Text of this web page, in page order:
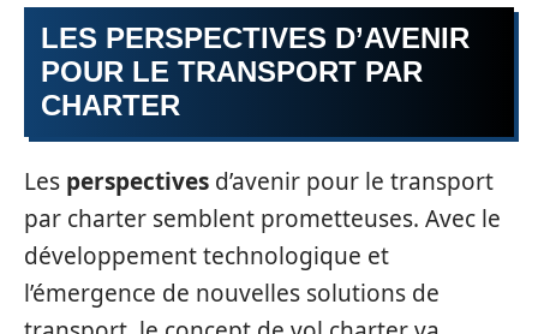
LES PERSPECTIVES D’AVENIR
POUR LE TRANSPORT PAR
CHARTER
Les perspectives d’avenir pour le transport
par charter semblent prometteuses. Avec le
développement technologique et
l’émergence de nouvelles solutions de